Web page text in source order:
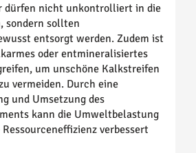
dürfen nicht unkontrolliert in die
sondern sollten
entsorgt werden. Zudem ist
oder entmineralisiertes
um unschöne Kalkstreifen
vermeiden. Durch eine
und Umsetzung des
kann die Umweltbelastung
verbessert